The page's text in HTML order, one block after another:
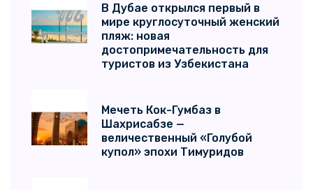
В Дубае открылся первый в
мире круглосуточный женский
пляж: новая
достопримечательность для
туристов из Узбекистана
Мечеть Кок-Гумбаз в
Шахрисабзе —
величественный «Голубой
купол» эпохи Тимуридов